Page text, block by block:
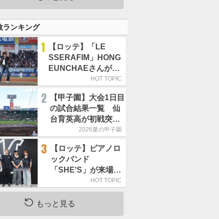
ランキング
1
【ロッテ】「LE
SSERAFIM」HONG
EUNCHAEさんが始
球式「この場に立て
／8月5日の西武戦
（ZOZOマリン）
HOT TOPIC
2
【甲子園】大会1日目
の試合結果一覧 仙
台育英高が初戦突
破 4番・田山纏が今
2026夏の甲子園
3
【ロッテ】ピアノロ
ックバンド
「SHE'S」が来場、
横山陸人の登場曲を
演奏／8月4日の西武
戦(ZOZOマリン)
HOT TOPIC
もっと見る